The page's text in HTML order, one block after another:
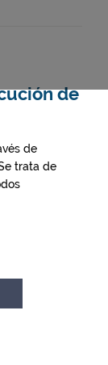
de
de
trata de